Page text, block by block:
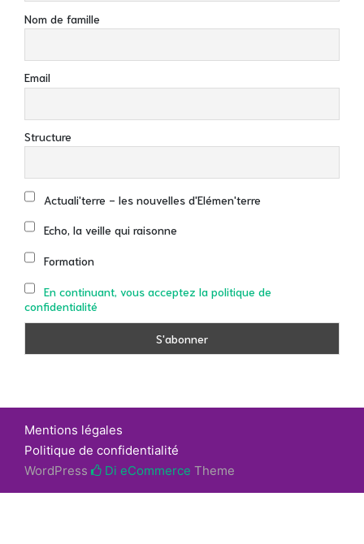
Nom de famille
Email
Structure
Actuali'terre - les nouvelles d'Elémen'terre
Echo, la veille qui raisonne
Formation
En continuant, vous acceptez la politique de
confidentialité
Mentions légales
Politique de confidentialité
WordPress
Di eCommerce Theme